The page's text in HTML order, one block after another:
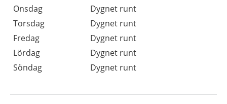
Onsdag
Dygnet runt
Torsdag
Dygnet runt
Fredag
Dygnet runt
Lördag
Dygnet runt
Söndag
Dygnet runt